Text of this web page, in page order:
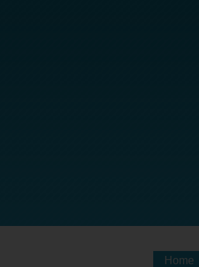
Home